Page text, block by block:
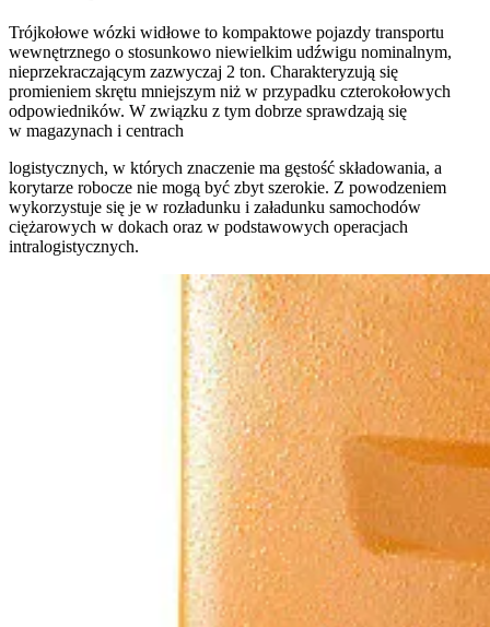
Trójkołowe wózki widłowe to kompaktowe pojazdy transportu
wewnętrznego o stosunkowo niewielkim udźwigu nominalnym,
nieprzekraczającym zazwyczaj 2 ton. Charakteryzują się
promieniem skrętu mniejszym niż w przypadku czterokołowych
odpowiedników. W związku z tym dobrze sprawdzają się
w magazynach i centrach
logistycznych, w których znaczenie ma gęstość składowania, a
korytarze robocze nie mogą być zbyt szerokie. Z powodzeniem
wykorzystuje się je w rozładunku i załadunku samochodów
ciężarowych w dokach oraz w podstawowych operacjach
intralogistycznych.